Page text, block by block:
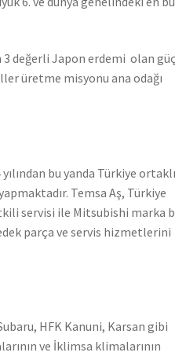
değerli Japon erdemi olan
üretme misyonu ana odağı
bu yanda Türkiye
Temsa Aş, Türkiye
servisi ile Mitsubishi marka
parça ve servis hizmetlerini
HFK Kanuni, Karsan gibi
ve İklimsa klimalarının